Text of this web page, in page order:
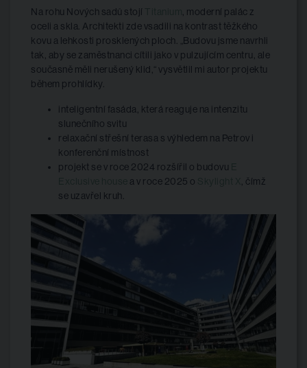
Na rohu Nových sadů stojí
, moderní palác z
oceli a skla. Architekti zde vsadili na kontrast těžkého
kovu a lehkosti prosklených ploch. „Budovu jsme navrhli
tak, aby se zaměstnanci cítili jako v pulzujícím centru, ale
současně měli nerušený klid,“ vysvětlil mi autor projektu
během prohlídky.
inteligentní fasáda, která reaguje na intenzitu
slunečního svitu
relaxační střešní terasa s výhledem na Petrov i
konferenční místnost
projekt se v roce 2024 rozšířil o budovu
a v roce 2025 o
, čímž
se uzavřel kruh.